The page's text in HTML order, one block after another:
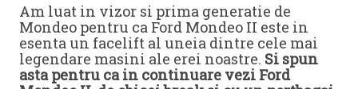
Am luat in vizor si prima generatie de
Mondeo pentru ca Ford Mondeo II este in
esenta un facelift al uneia dintre cele mai
legendare masini ale erei noastre. Si spun
asta pentru ca in continuare vezi Ford